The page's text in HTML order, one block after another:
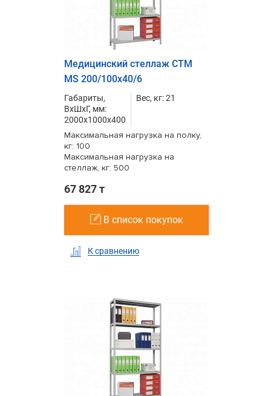
Медицинский стеллаж СТМ
MS 200/100х40/6
Габариты,
ВxШxГ, мм:
2000x1000x400
Вес, кг: 21
Максимальная нагрузка на полку,
кг: 100
Максимальная нагрузка на
стеллаж, кг: 500
67 827 т
В список покупок
К сравнению